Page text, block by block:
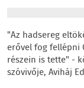
"Az hadsereg
erővel fog fellépni
részein is tette" -
szóvivője, Aviháj